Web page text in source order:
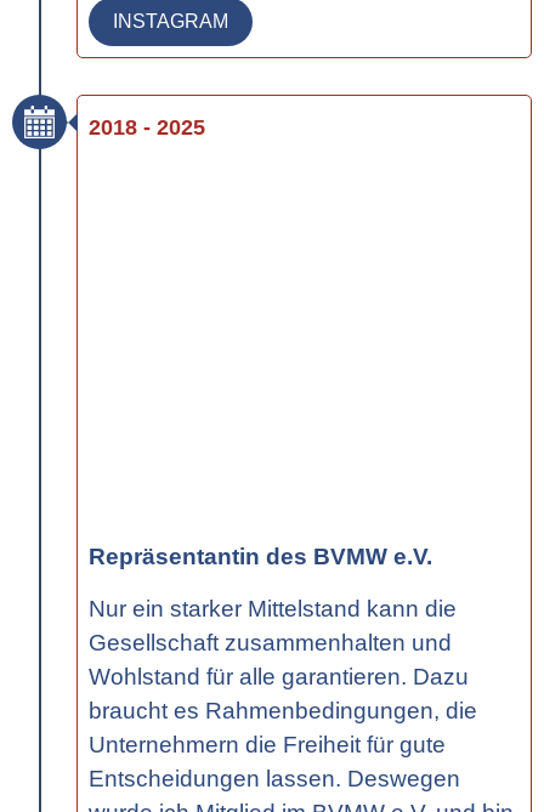
INSTAGRAM
2018 - 2025
Repräsentantin des BVMW e.V.
Nur ein starker Mittelstand kann die
Gesellschaft zusammenhalten und
Wohlstand für alle garantieren. Dazu
braucht es Rahmenbedingungen, die
Unternehmern die Freiheit für gute
Entscheidungen lassen. Deswegen